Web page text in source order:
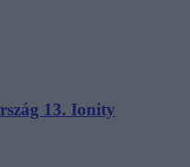
13. Ionity